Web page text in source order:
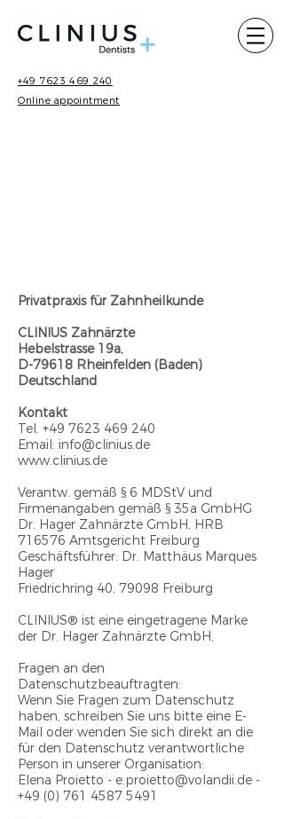
+49 7623 469 240
Online appointment
Privatpraxis für Zahnheilkunde
CLINIUS Zahnärzte
Hebelstrasse 19a,
D-79618 Rheinfelden (Baden)
Deutschland
Kontakt
Tel. +49 7623 469 240
Email: info@clinius.de
www.clinius.de
Verantw. gemäß § 6 MDStV und
Firmenangaben gemäß § 35a GmbHG
Dr. Hager Zahnärzte GmbH, HRB
716576 Amtsgericht Freiburg
Geschäftsführer: Dr. Matthäus Marques
Hager
Friedrichring 40, 79098 Freiburg
CLINIUS® ist eine eingetragene Marke
der Dr. Hager Zahnärzte GmbH,
Fragen an den
Datenschutzbeauftragten:
Wenn Sie Fragen zum Datenschutz
haben, schreiben Sie uns bitte eine E-
Mail oder wenden Sie sich direkt an die
für den Datenschutz verantwortliche
Person in unserer Organisation:
Elena Proietto - e.proietto@volandii.de -
+49 (0) 761 4587 5491